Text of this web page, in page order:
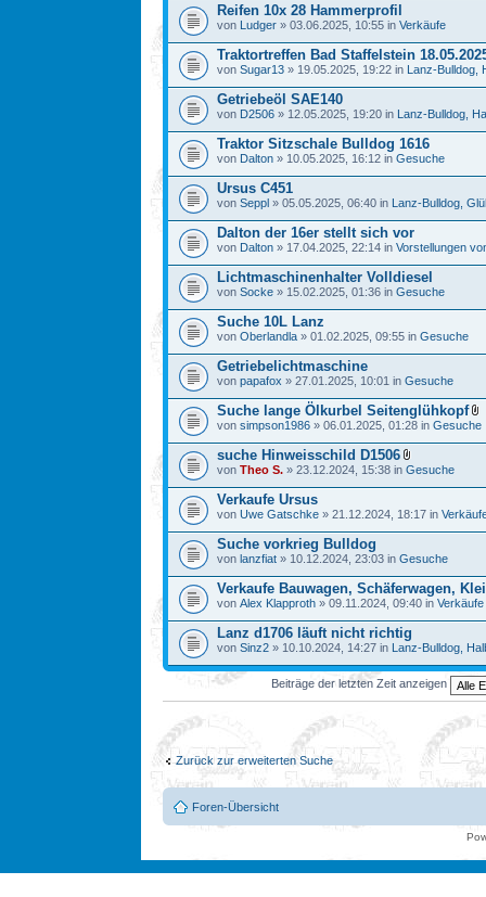
Reifen 10x 28 Hammerprofil
von Ludger » 03.06.2025, 10:55 in Verkäufe
Traktortreffen Bad Staffelstein
von Sugar13 » 19.05.2025, 19:22 in Lanz-Bulldog,
Getriebeöl SAE140
von D2506 » 12.05.2025, 19:20 in Lanz-Bulldog,
Traktor Sitzschale Bulldog 1616
von Dalton » 10.05.2025, 16:12 in Gesuche
Ursus C451
von Seppl » 05.05.2025, 06:40 in Lanz-Bulldog,
Dalton der 16er stellt sich vor
von Dalton » 17.04.2025, 22:14 in Vorstellungen
Lichtmaschinenhalter Volldiesel
von Socke » 15.02.2025, 01:36 in Gesuche
Suche 10L Lanz
von Oberlandla » 01.02.2025, 09:55 in Gesuche
Getriebelichtmaschine
von papafox » 27.01.2025, 10:01 in Gesuche
Suche lange Ölkurbel Seitenglühkopf
von simpson1986 » 06.01.2025, 01:28 in Gesuche
suche Hinweisschild D1506
von Theo S. » 23.12.2024, 15:38 in Gesuche
Verkaufe Ursus
von Uwe Gatschke » 21.12.2024, 18:17 in
Suche vorkrieg Bulldog
von lanzfiat » 10.12.2024, 23:03 in Gesuche
Verkaufe Bauwagen, Schäferwagen,
von Alex Klapproth » 09.11.2024, 09:40 in Verkäufe
Lanz d1706 läuft nicht richtig
von Sinz2 » 10.10.2024, 14:27 in Lanz-Bulldog,
Beiträge der letzten Zeit anzeigen
Zurück zur erweiterten Suche
Foren-Übersicht